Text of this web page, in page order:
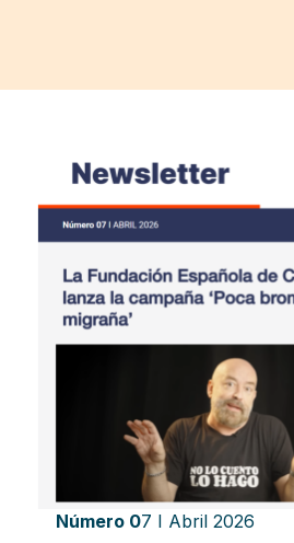
Número 07 I Abril 2026